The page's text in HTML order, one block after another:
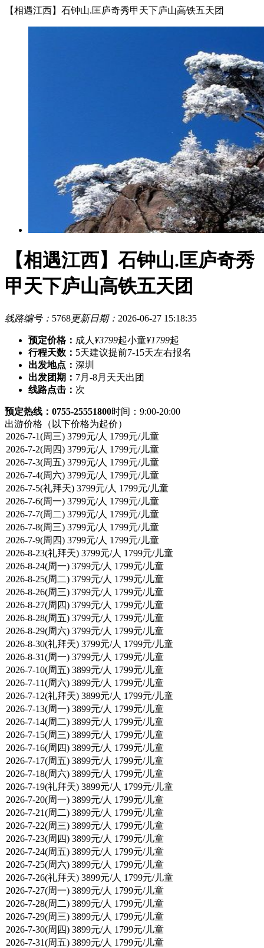
【相遇江西】石钟山.匡庐奇秀甲天下庐山高铁五天团
【相遇江西】石钟山.匡庐奇秀
甲天下庐山高铁五天团
线路编号： 5768更新日期： 2026-06-27 15:18:35
预定价格： 成人 ¥3799起小童¥1799起
行程天数： 5天建议提前7-15天左右报名
出发地点： 深圳
出发团期： 7月-8月天天出团
线路点击： 次
预定热线：0755-25551800时间：9:00-20:00
出游价格 （以下价格为起价）